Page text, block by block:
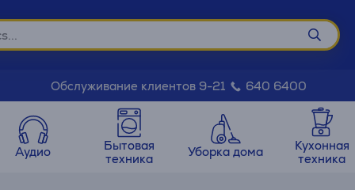
Обслуживание клиентов 9-21 640 6400
Аудио
Бытовая
техника
Уборка дома
Кухонная
техника